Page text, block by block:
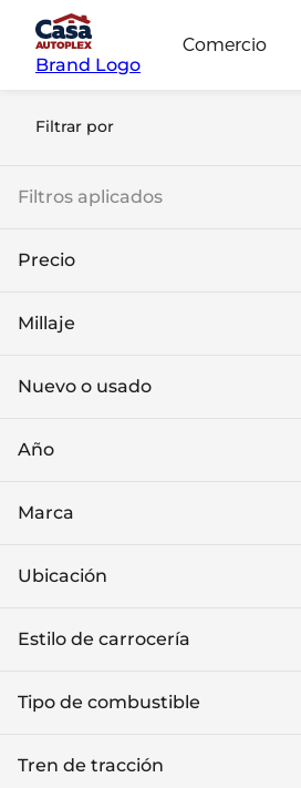
Brand Logo
Comercio
Filtrar por
Filtros aplicados
Precio
Millaje
Nuevo o usado
Año
Marca
Ubicación
Estilo de carrocería
Tipo de combustible
Tren de tracción